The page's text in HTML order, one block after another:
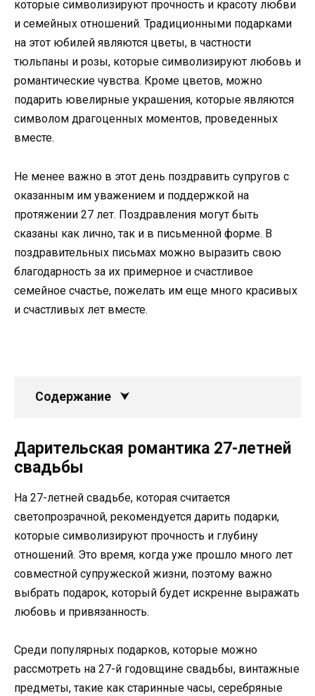
которые символизируют прочность и красоту любви
и семейных отношений. Традиционными подарками
на этот юбилей являются цветы, в частности
тюльпаны и розы, которые символизируют любовь и
романтические чувства. Кроме цветов, можно
подарить ювелирные украшения, которые являются
символом драгоценных моментов, проведенных
вместе.
Не менее важно в этот день поздравить супругов с
оказанным им уважением и поддержкой на
протяжении 27 лет. Поздравления могут быть
сказаны как лично, так и в письменной форме. В
поздравительных письмах можно выразить свою
благодарность за их примерное и счастливое
семейное счастье, пожелать им еще много красивых
и счастливых лет вместе.
Содержание
Дарительская романтика 27-летней
свадьбы
На 27-летней свадьбе, которая считается
светопрозрачной, рекомендуется дарить подарки,
которые символизируют прочность и глубину
отношений. Это время, когда уже прошло много лет
совместной супружеской жизни, поэтому важно
выбрать подарок, который будет искренне выражать
любовь и привязанность.
Среди популярных подарков, которые можно
рассмотреть на 27-й годовщине свадьбы, винтажные
предметы, такие как старинные часы, серебряные